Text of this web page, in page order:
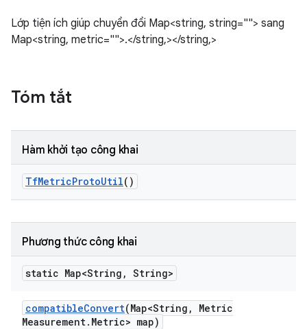
Lớp tiện ích giúp chuyển đổi Map<string, string=""> sang
Map<string, metric="">.</string,></string,>
Tóm tắt
Hàm khởi tạo công khai
TfMetricProtoUtil()
Phương thức công khai
static Map<String , String>
compatibleConvert(Map<String ,
Metric
Measurement. Metric> map)